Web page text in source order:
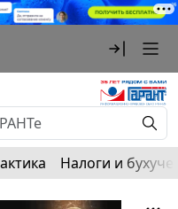
Налоги и